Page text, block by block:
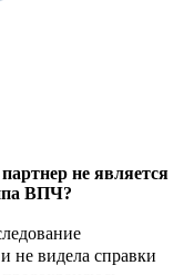
не является
ВПЧ?
не видела справки